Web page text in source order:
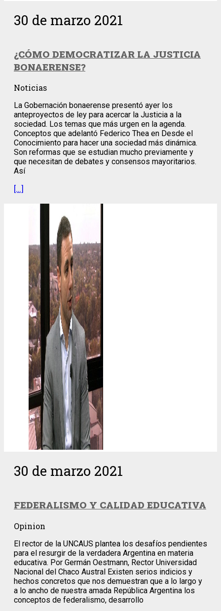
30 de marzo 2021
¿CÓMO DEMOCRATIZAR LA JUSTICIA
BONAERENSE?
Noticias
La Gobernación bonaerense presentó ayer los
anteproyectos de ley para acercar la Justicia a la
sociedad. Los temas que más urgen en la agenda.
Conceptos que adelantó Federico Thea en Desde el
Conocimiento para hacer una sociedad más dinámica.
Son reformas que se estudian mucho previamente y
que necesitan de debates y consensos mayoritarios.
Así
[…]
30 de marzo 2021
FEDERALISMO Y CALIDAD EDUCATIVA
Opinion
El rector de la UNCAUS plantea los desafíos pendientes
para el resurgir de la verdadera Argentina en materia
educativa. Por Germán Oestmann, Rector Universidad
Nacional del Chaco Austral Existen serios indicios y
hechos concretos que nos demuestran que a lo largo y
a lo ancho de nuestra amada República Argentina los
conceptos de federalismo, desarrollo